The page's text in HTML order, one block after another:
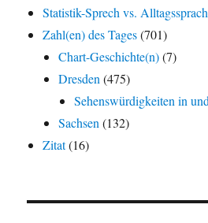
Statistik-Sprech vs.
Zahl(en) des Tages(701)
Chart-Geschichte(n)(7)
Dresden (475)
Sehenswürdigkeiten in
Sachsen (132)
Zitat(16)